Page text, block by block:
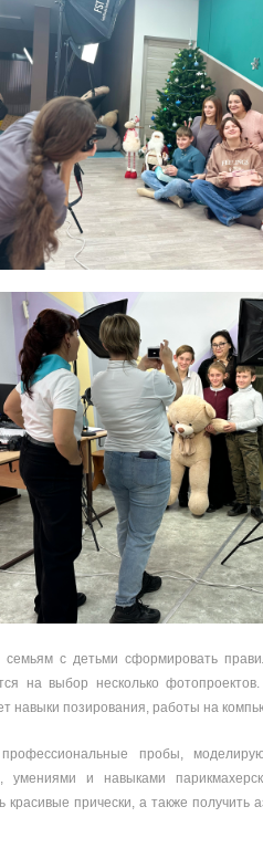
с детьми сформировать
на выбор несколько фотопроектов.
навыки позирования, работы на
пробы,
и навыками
красивые прически, а также